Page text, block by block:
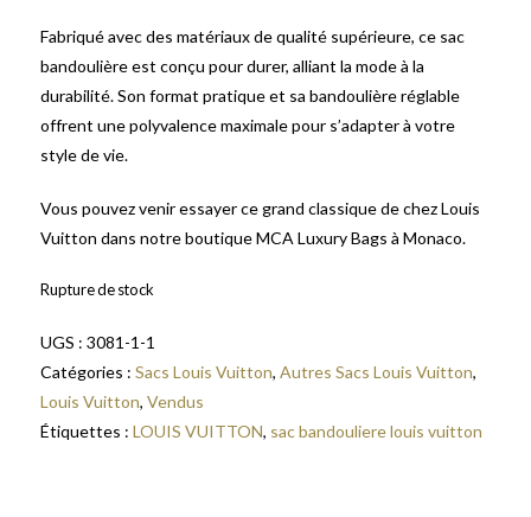
Fabriqué avec des matériaux de qualité supérieure, ce sac
bandoulière est conçu pour durer, alliant la mode à la
durabilité. Son format pratique et sa bandoulière réglable
offrent une polyvalence maximale pour s’adapter à votre
style de vie.
Vous pouvez venir essayer ce grand classique de chez Louis
Vuitton dans notre boutique MCA Luxury Bags à Monaco.
Rupture de stock
UGS : 3081-1-1
Catégories : Sacs Louis Vuitton, Autres Sacs Louis Vuitton,
Louis Vuitton, Vendus
Étiquettes : LOUIS VUITTON, sac bandouliere louis vuitton